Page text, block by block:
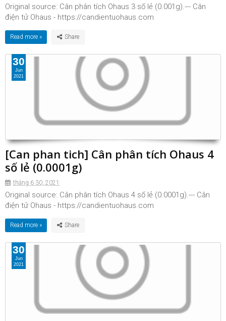
Original source: Cân phân tích Ohaus 3 số lẻ (0.001g).--- Cân
điện tử Ohaus - https://candientuohaus.com
Read more »
[Can phan tich] Cân phân tích Ohaus 4
số lẻ (0.0001g)
tháng 6 30, 2021
Original source: Cân phân tích Ohaus 4 số lẻ (0.0001g).--- Cân
điện tử Ohaus - https://candientuohaus.com
Read more »
30
Jun
2021
30
Jun
2021